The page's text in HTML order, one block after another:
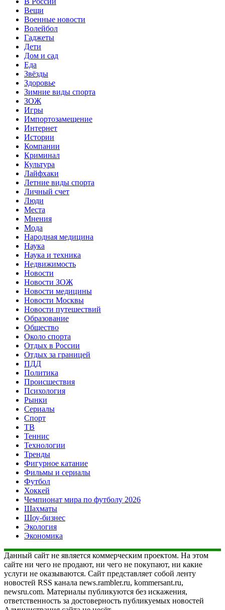
Вещи
Военные новости
Волейбол
Гаджеты
Дети
Дом и сад
Еда
Звёзды
Здоровье
Зимние виды спорта
ЗОЖ
Игры
Импортозамещение
Интернет
Истории
Компании
Криминал
Культура
Лайфхаки
Летние виды спорта
Личный счет
Люди
Места
Мнения
Мода
Народная медицина
Наука
Наука и техника
Недвижимость
Новости
Новости ЗОЖ
Новости медицины
Новости Москвы
Новости путешествий
Образование
Общество
Около спорта
Отдых в России
Отдых за границей
ПДД
Политика
Происшествия
Психология
Рынки
Сериалы
Спорт
ТВ
Теннис
Технологии
Тренды
Фигурное катание
Фильмы и сериалы
Футбол
Хоккей
Чемпионат мира по футболу 2026
Шахматы
Шоу-бизнес
Экология
Экономика
Данный сайт не является коммерческим проектом. На этом
сайте ни чего не продают, ни чего не покупают, ни какие
услуги не оказываются. Сайт представляет собой ленту
новостей RSS канала news.rambler.ru, kommersant.ru,
newsru.com. Материалы публикуются без искажения,
ответственность за достоверность публикуемых новостей